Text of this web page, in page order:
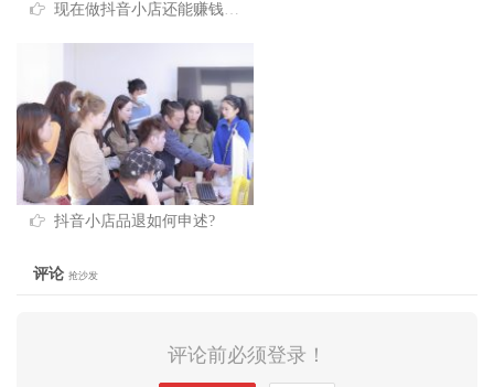
现在做抖音小店还能赚钱吗？
抖音小店品退如何申述?
评论 抢沙发
评论前必须登录！